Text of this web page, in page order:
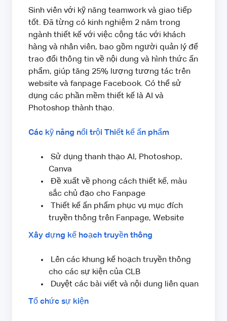
Sinh viên với kỹ năng teamwork và giao tiếp
tốt. Đã từng có kinh nghiệm 2 năm trong
ngành thiết kế với việc cộng tác với khách
hàng và nhân viên, bao gồm người quản lý để
trao đổi thông tin về nội dung và hình thức ấn
phẩm, giúp tăng 25% lượng tương tác trên
website và fanpage Facebook. Có thể sử
dụng các phần mềm thiết kế là AI và
Photoshop thành thạo.
Các kỹ năng nổi trội Thiết kế ấn phẩm
Sử dụng thanh thạo AI, Photoshop,
Canva
Đề xuất về phong cách thiết kế, màu
sắc chủ đạo cho Fanpage
Thiết kế ấn phẩm phục vụ mục đích
truyền thông trên Fanpage, Website
Xây dựng kế hoạch truyền thông
Lên các khung kế hoạch truyền thông
cho các sự kiện của CLB
Duyệt các bài viết và nội dung liên quan
Tổ chức sự kiện